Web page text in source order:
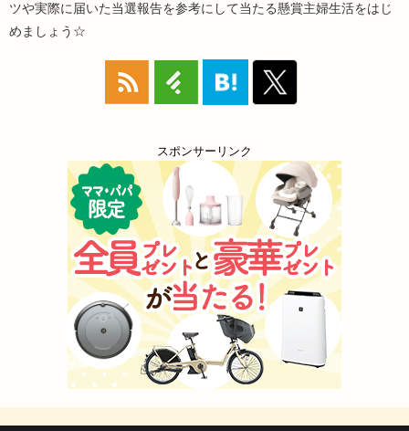
ツや実際に届いた当選報告を参考にして当たる懸賞主婦生活をはじ
めましょう☆
スポンサーリンク